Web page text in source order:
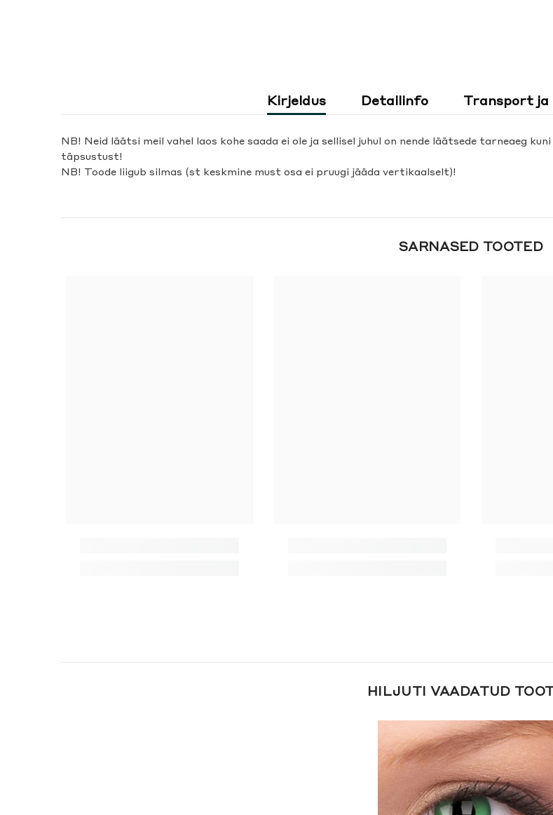
Kirjeldus Detailinfo Transport
NB! Neid läätsi meil vahel laos kohe saada ei ole ja sellisel juhul on nende läätsede tarneaeg
täpsustust!
NB! Toode liigub silmas (st keskmine must osa ei pruugi jääda vertikaalselt)!
SARNASED TOOTED
HILJUTI VAADATUD